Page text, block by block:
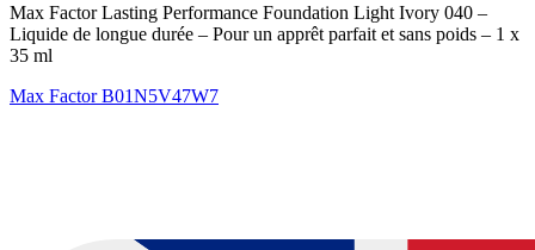
Max Factor Lasting Performance Foundation Light Ivory 040 –
Liquide de longue durée – Pour un apprêt parfait et sans poids – 1 x
35 ml
Max FactorB01N5V47W7